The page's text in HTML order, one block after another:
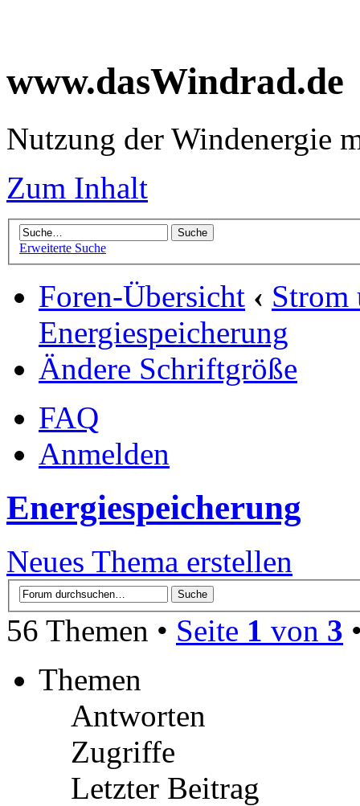
www.dasWindrad.de
Nutzung der Windenergie
Zum Inhalt
Erweiterte Suche
Foren-Übersicht ‹ Strom
Energiespeicherung
Ändere Schriftgröße
FAQ
Anmelden
Energiespeicherung
Neues Thema erstellen
56 Themen • Seite 1 von 3
Themen
Antworten
Zugriffe
Letzter Beitrag